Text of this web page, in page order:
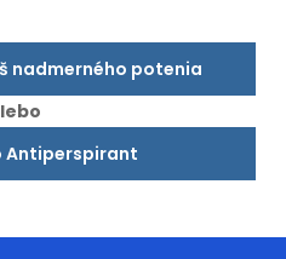
nadmerného potenia
Antiperspirant